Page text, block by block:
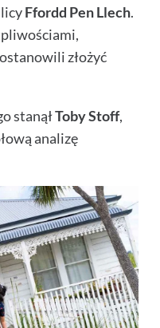
Ffordd Pen Llech.
złożyć
stanąłToby Stoff,
analizę